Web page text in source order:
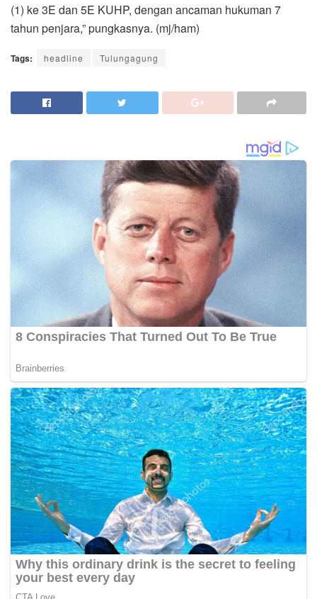
(1) ke 3E dan 5E KUHP, dengan ancaman hukuman 7
tahun penjara,” pungkasnya. (mj/ham)
Tags: headline Tulungagung